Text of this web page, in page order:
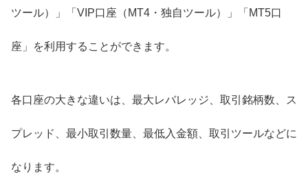
ツール）」「VIP口座（MT4・独自ツール）」「MT5口
座」を利用することができます。
各口座の大きな違いは、最大レバレッジ、取引銘柄数、ス
プレッド、最小取引数量、最低入金額、取引ツールなどに
なります。